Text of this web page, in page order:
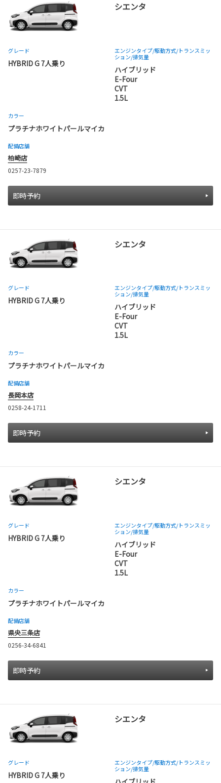
シエンタ
グレード
HYBRID G 7人乗り
エンジンタイプ/駆動方式/トランスミッ
ション/排気量
ハイブリッド
E-Four
CVT
1.5L
カラー
プラチナホワイトパールマイカ
配備店舗
柏崎店
0257-23-7879
即時予約
シエンタ
グレード
HYBRID G 7人乗り
エンジンタイプ/駆動方式/トランスミッ
ション/排気量
ハイブリッド
E-Four
CVT
1.5L
カラー
プラチナホワイトパールマイカ
配備店舗
長岡本店
0258-24-1711
即時予約
シエンタ
グレード
HYBRID G 7人乗り
エンジンタイプ/駆動方式/トランスミッ
ション/排気量
ハイブリッド
E-Four
CVT
1.5L
カラー
プラチナホワイトパールマイカ
配備店舗
県央三条店
0256-34-6841
即時予約
シエンタ
グレード
HYBRID G 7人乗り
エンジンタイプ/駆動方式/トランスミッ
ション/排気量